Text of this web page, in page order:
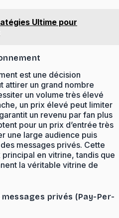
Ultime pour
est une décision
attirer un grand nombre
un volume très élevé
un prix élevé peut limiter
un revenu par fan plus
pour un prix d’entrée très
une large audience puis
messages privés. Cette
en vitrine, tandis que
la véritable vitrine de
privés (Pay-Per-